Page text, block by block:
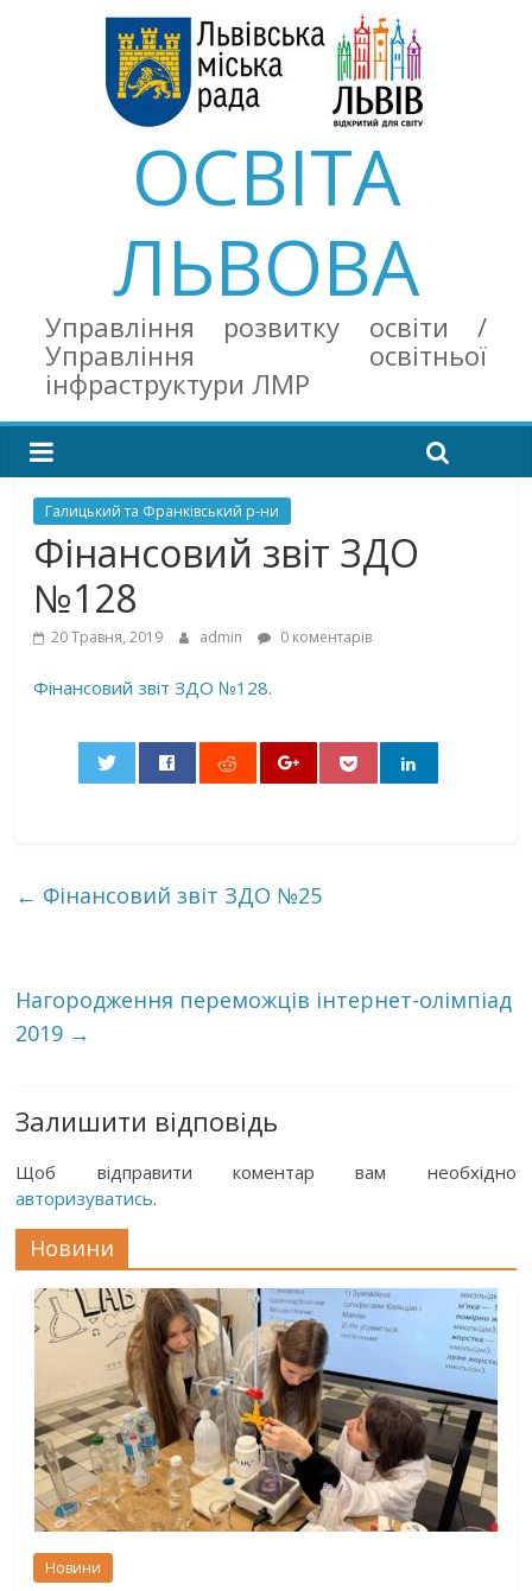
ОСВІТА
ЛЬВОВА
Управління розвитку освіти /
Управління освітньої
інфраструктури ЛМР
Галицький та Франківський р-ни
Фінансовий звіт ЗДО
№128
20 Травня, 2019 admin 0 коментарів
Фінансовий звіт ЗДО №128.
← Фінансовий звіт ЗДО №25
Нагородження переможців інтернет-олімпіад
2019 →
Залишити відповідь
Щоб відправити коментар вам необхідно
авторизуватись.
Новини
Новини